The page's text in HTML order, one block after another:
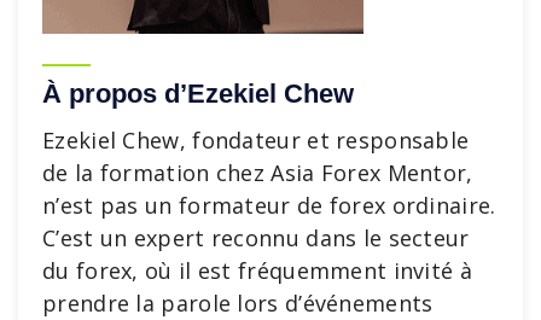
À propos d’Ezekiel Chew
Ezekiel Chew, fondateur et responsable
de la formation chez Asia Forex Mentor,
n’est pas un formateur de forex ordinaire.
C’est un expert reconnu dans le secteur
du forex, où il est fréquemment invité à
prendre la parole lors d’événements